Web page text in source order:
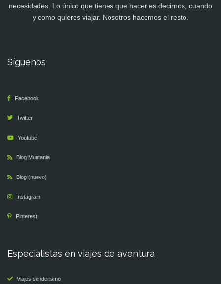
necesidades. Lo único que tienes que hacer es decirnos, cuando
y como quieres viajar. Nosotros hacemos el resto.
Síguenos
Facebook
Twitter
Youtube
Blog Muntania
Blog (nuevo)
Instagram
Pinterest
Especialistas en viajes de aventura
Viajes senderismo